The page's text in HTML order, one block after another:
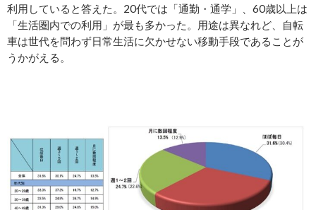
利用していると答えた。20代では「通勤・通学」、60歳以上は
「生活圏内での利用」が最も多かった。用途は異なれど、自転
車は世代を問わず日常生活に欠かせない移動手段であることが
うかがえる。